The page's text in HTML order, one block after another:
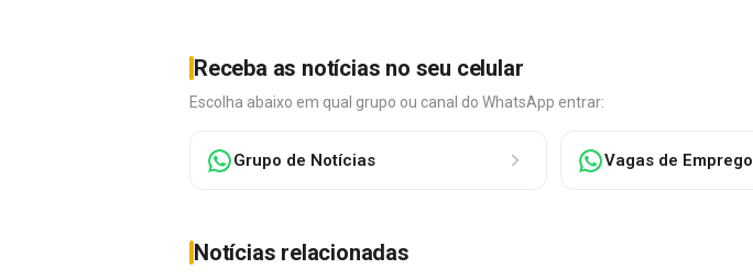
Receba as notícias no seu celular
Escolha abaixo em qual grupo ou canal do WhatsApp entrar:
Grupo de Notícias Vagas de Emprego
Notícias relacionadas